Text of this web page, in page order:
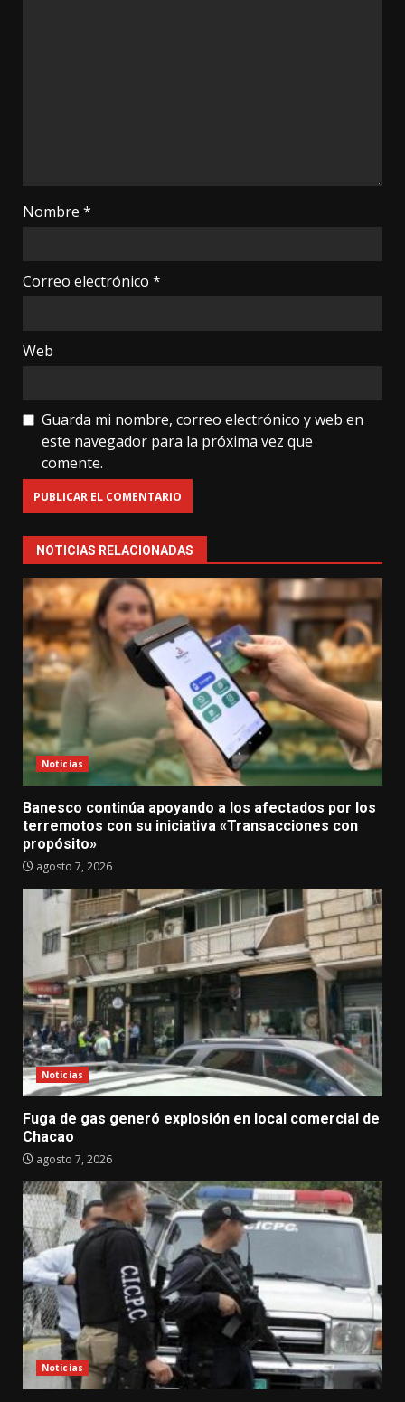
Nombre *
Correo electrónico *
Web
Guarda mi nombre, correo electrónico y web en
este navegador para la próxima vez que
comente.
NOTICIAS RELACIONADAS
Noticias
Banesco continúa apoyando a los afectados por los
terremotos con su iniciativa «Transacciones con
propósito»
agosto 7, 2026
Noticias
Fuga de gas generó explosión en local comercial de
Chacao
agosto 7, 2026
Noticias